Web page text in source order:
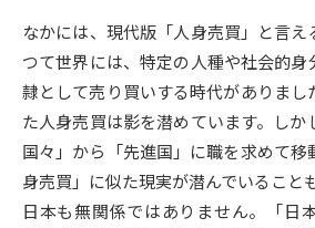
（高3生用）
（高2
SELFBRAND特集ページ
オープンキャンパスなどを調べる
オープンキャンパス検索 実施
なかには、現代版「人身売買」と言
つて世界には、特定の人種や社会的
隷として売り買いする時代がありまし
た人身売買は影を潜めています。しか
国々」から「先進国」に職を求めて移
身売買」に似た現実が潜んでいること
日本も無関係ではありません。「日